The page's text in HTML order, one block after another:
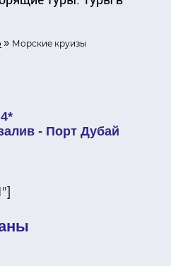
» Морские круизы
- Порт Дубай